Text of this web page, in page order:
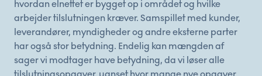
hvordan elnettet er bygget op i området og hvilke
arbejder tilslutningen kræver. Samspillet med kunder,
leverandører, myndigheder og andre eksterne parter
har også stor betydning. Endelig kan mængden af
sager vi modtager have betydning, da vi løser alle